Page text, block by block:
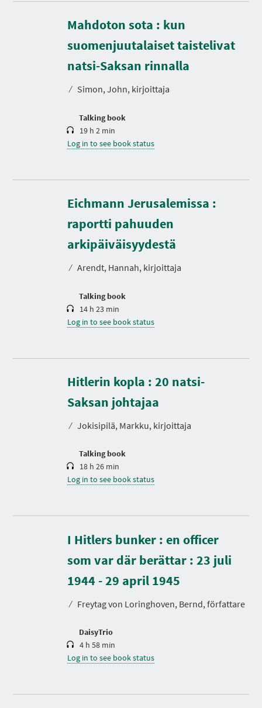
Mahdoton sota : kun
suomenjuutalaiset taistelivat
natsi-Saksan rinnalla
⁄ Simon, John, kirjoittaja
Talking book
D
u
r
a
i
19 h 2 min
Log in to see book status
Eichmann Jerusalemissa :
raportti pahuuden
arkipäiväisyydestä
⁄ Arendt, Hannah, kirjoittaja
Talking book
D
u
r
a
i
14 h 23 min
Log in to see book status
Hitlerin kopla : 20 natsi-
Saksan johtajaa
⁄ Jokisipilä, Markku, kirjoittaja
Talking book
D
u
r
a
i
18 h 26 min
Log in to see book status
I Hitlers bunker : en officer
som var där berättar : 23 juli
1944 - 29 april 1945
⁄ Freytag von Loringhoven, Bernd, författare
DaisyTrio
D
u
r
a
i
4 h 58 min
Log in to see book status